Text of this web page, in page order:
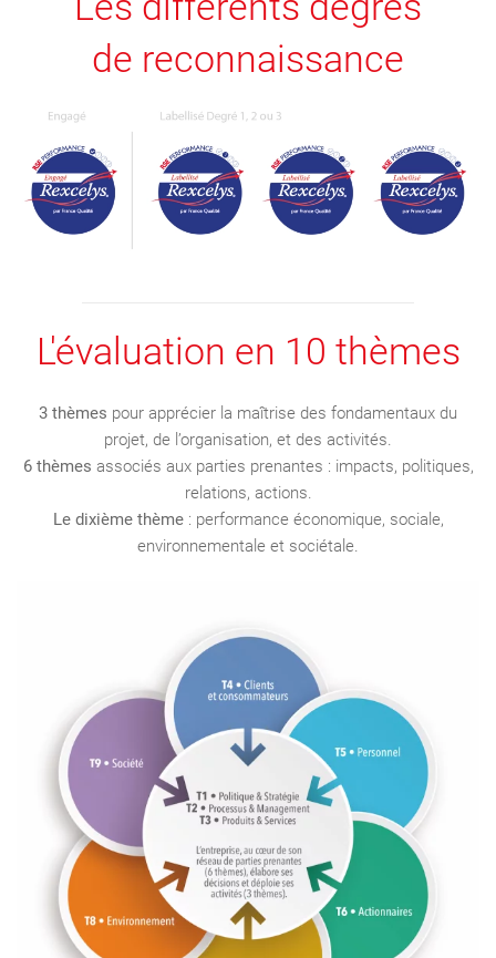
de reconnaissance
L'évaluation en 10 thèmes
3 thèmes pour apprécier la maîtrise des fondamentaux du
projet, de l’organisation, et des activités.
6 thèmes associés aux parties prenantes : impacts, politiques,
relations, actions.
Le dixième thème: performance économique, sociale,
environnementale et sociétale.